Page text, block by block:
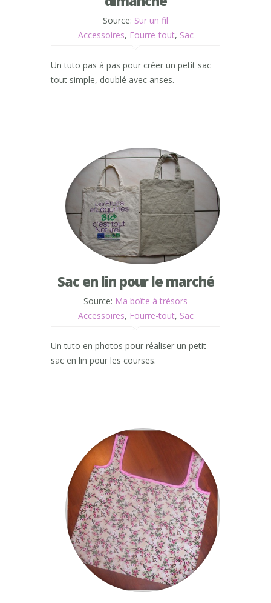
Source: Sur un fil
Accessoires, Fourre-tout, Sac
Un tuto pas à pas pour créer un petit sac
tout simple, doublé avec anses.
Sac en lin pour le marché
Source: Ma boîte à trésors
Accessoires, Fourre-tout, Sac
Un tuto en photos pour réaliser un petit
sac en lin pour les courses.